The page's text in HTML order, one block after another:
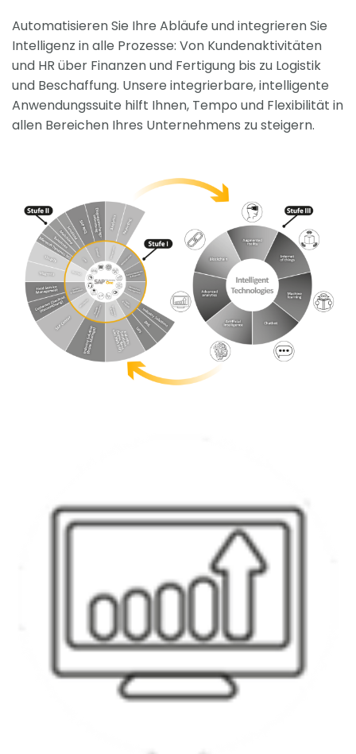
Automatisieren Sie Ihre Abläufe und integrieren Sie
Intelligenz in alle Prozesse: Von Kundenaktivitäten
und HR über Finanzen und Fertigung bis zu Logistik
und Beschaffung. Unsere integrierbare, intelligente
Anwendungssuite hilft Ihnen, Tempo und Flexibilität in
allen Bereichen Ihres Unternehmens zu steigern.